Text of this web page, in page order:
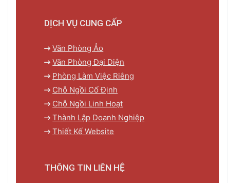
DỊCH VỤ CUNG CẤP
Văn Phòng Ảo
Văn Phòng Đại Diện
Phòng Làm Việc Riêng
Chỗ Ngồi Cố Định
Chỗ Ngồi Linh Hoạt
Thành Lập Doanh Nghiệp
Thiết Kế Website
THÔNG TIN LIÊN HỆ